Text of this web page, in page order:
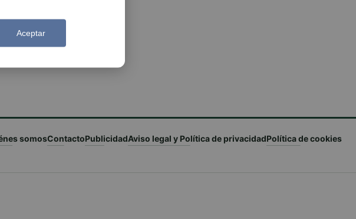
somosContactoPublicidadAviso legal y Política de privacidadPolítica de cookies
Aceptar